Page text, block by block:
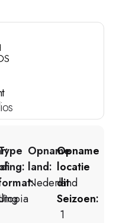
Opname
land:
Nederland
Opname
locatie
dit
Seizoen:
1